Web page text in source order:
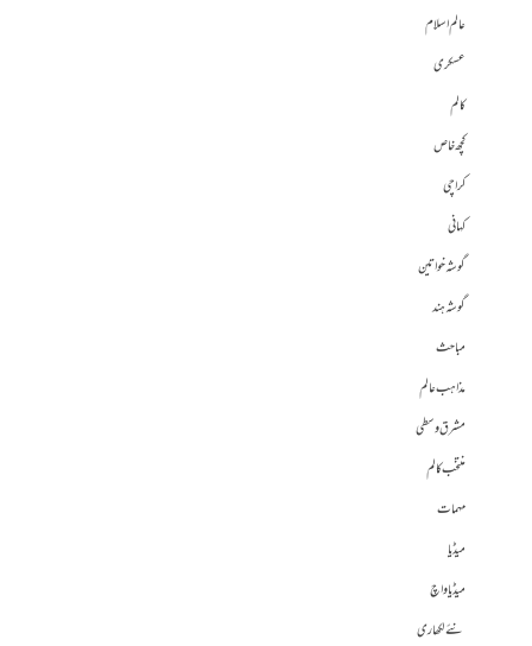
عالم اسلام
عسکری
کالم
کچھ خاص
کراچی
کہانی
گوشہ خواتین
گوشہ ہند
مباحث
مذاہب عالم
مشرق وسطی
منتخب کالم
مہمات
میڈیا
میڈیا واچ
نئے لکھاری